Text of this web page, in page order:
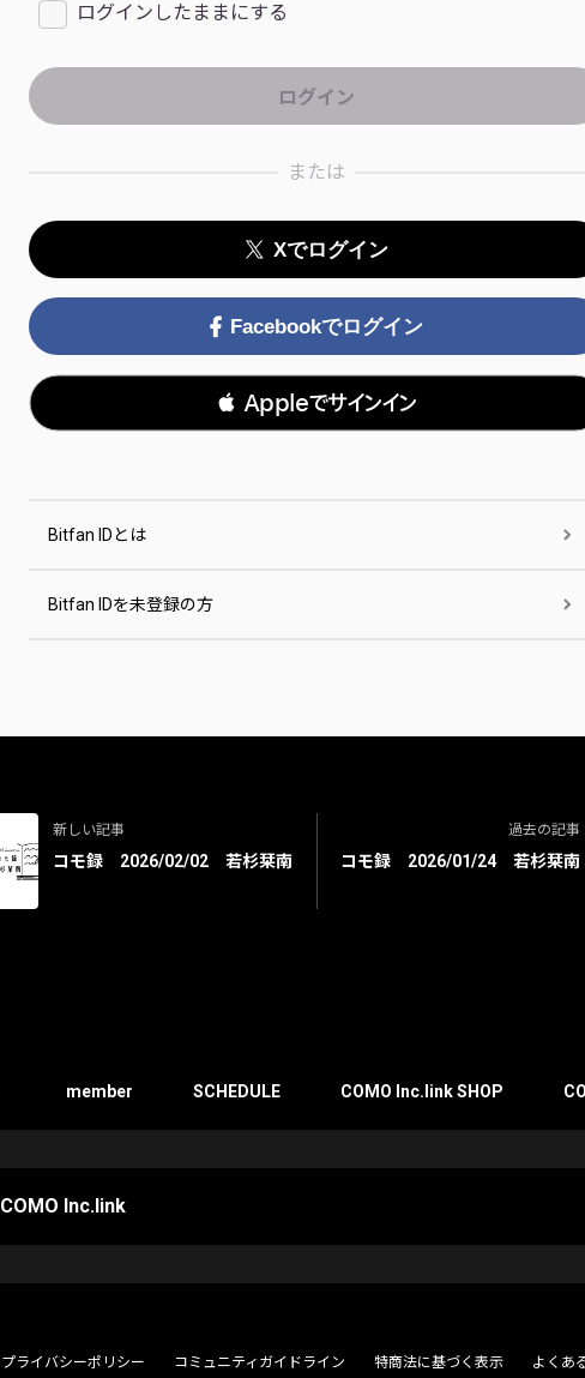
ログインしたままにする
または
Xでログイン
Facebookでログイン
 Appleでサインイン
Bitfan IDとは
Bitfan IDを未登録の方
新しい記事
コモ録 2026/02/02 若杉栞南
過去の記事
コモ録 2026/01/24 若杉栞南
member SCHEDULE COMO Inc.link SHOP
COMO Inc.link
プライバシーポリシー コミュニティガイドライン 特商法に基づく表示 よくあ